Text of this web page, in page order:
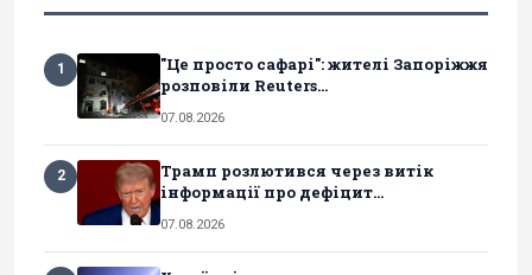
1
"Це просто сафарі": жителі Запоріжжя
розповіли Reuters...
07.08.2026
2
Трамп розлютився через витік
інформації про дефіцит...
07.08.2026